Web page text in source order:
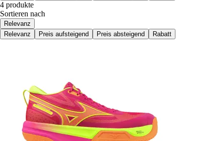
4 produkte
Sortieren nach
Relevanz
Relevanz
Preis aufsteigend Preis absteigend Rabatt